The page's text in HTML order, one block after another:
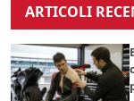
ARTICOLI